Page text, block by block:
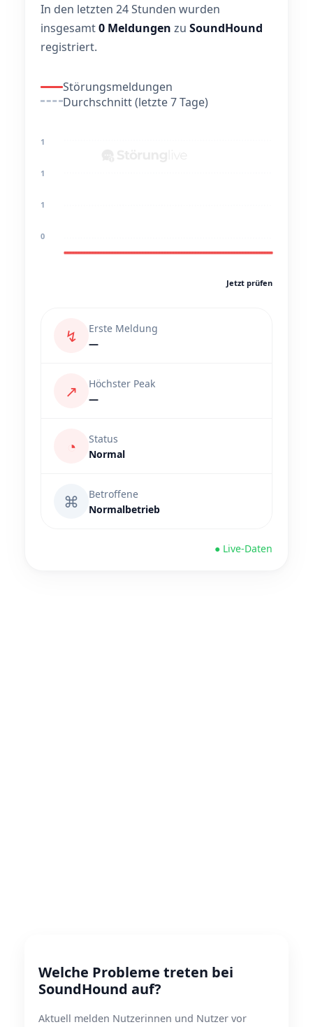
In den letzten 24 Stunden wurden
insgesamt0 Meldungen zu SoundHound
registriert.
Störungsmeldungen
Durchschnitt (letzte 7 Tage)
1
1
1
0
Jetzt prüfen
↯
Erste Meldung
—
↗
Höchster Peak
—
◔
Status
Normal
⌘
Betroffene
Normalbetrieb
● Live-Daten
Welche Probleme treten bei
SoundHound auf?
Aktuell melden Nutzerinnen und Nutzer vor